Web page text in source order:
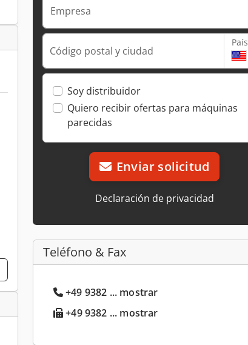
Empresa
Código postal y ciudad
País
Soy distribuidor
Quiero recibir ofertas para máquinas
parecidas
Enviar solicitud
Declaración de privacidad
Teléfono & Fax
+49 9382 ... mostrar
+49 9382 ... mostrar